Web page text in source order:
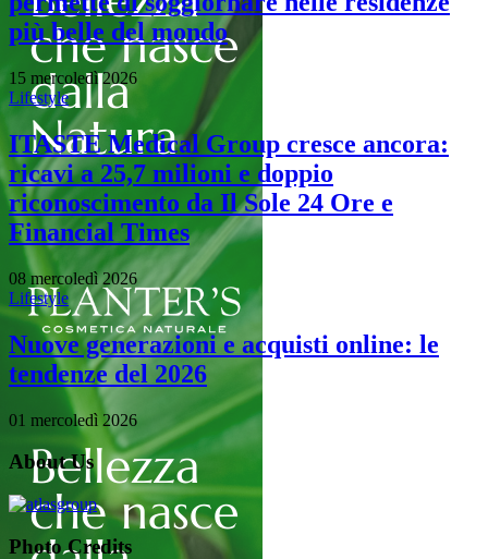
più belle del mondo
15 mercoledì 2026
Lifestyle
ITASTE Medical Group cresce ancora:
ricavi a 25,7 milioni e doppio
riconoscimento da Il Sole 24 Ore e
Financial Times
08 mercoledì 2026
Lifestyle
Nuove generazioni e acquisti online: le
tendenze del 2026
01 mercoledì 2026
About Us
Photo Credits